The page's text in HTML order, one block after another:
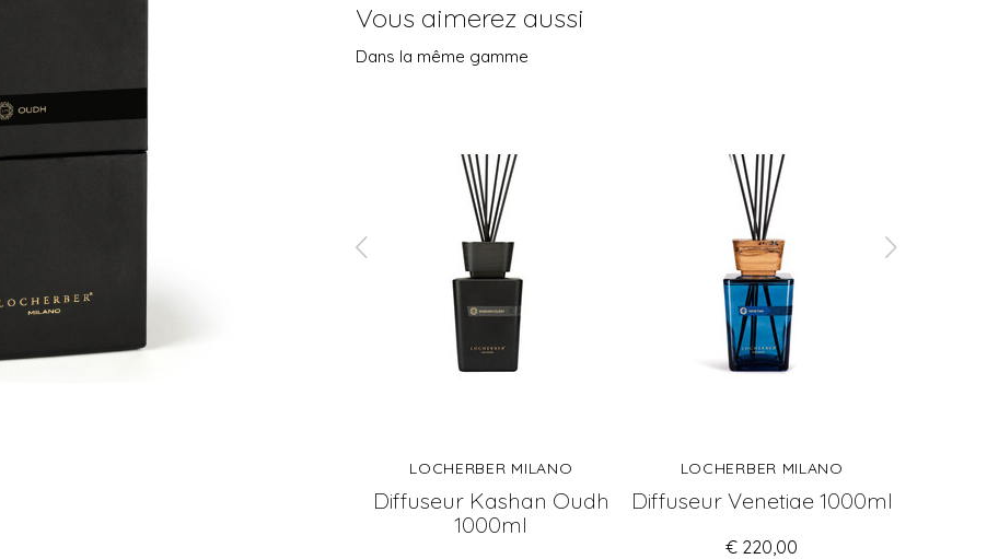
Vous aimerez aussi
Dans la même gamme
LOCHERBER MILANO
Diffuseur Kashan Oudh
1000ml
LOCHERBER MILANO
Diffuseur Venetiae 1000ml
€ 220,00